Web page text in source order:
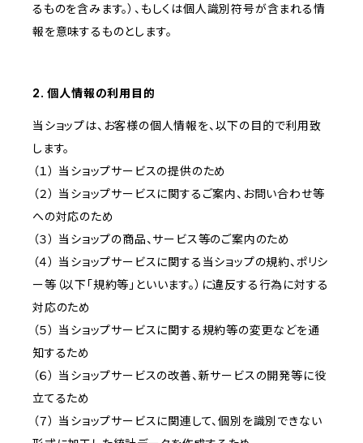
るものを含みます。）、もしくは個人識別符号が含まれる情
報を意味するものとします。
2. 個人情報の利用目的
当ショップは、お客様の個人情報を、以下の目的で利用致
します。
（１） 当ショップサービスの提供のため
（２） 当ショップサービスに関するご案内、お問い合わせ等
への対応のため
（３） 当ショップの商品、サービス等のご案内のため
（４） 当ショップサービスに関する当ショップの規約、ポリシ
ー等（以下「規約等」といいます。）に違反する行為に対する
対応のため
（５） 当ショップサービスに関する規約等の変更などを通
知するため
（６） 当ショップサービスの改善、新サービスの開発等に役
立てるため
（７） 当ショップサービスに関連して、個別を識別できない